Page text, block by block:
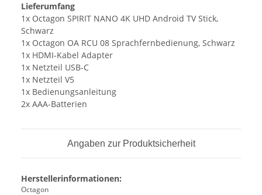
Lieferumfang
1x Octagon SPIRIT NANO 4K UHD Android TV Stick,
Schwarz
1x Octagon OA RCU 08 Sprachfernbedienung, Schwarz
1x HDMI-Kabel Adapter
1x Netzteil USB-C
1x Netzteil V5
1x Bedienungsanleitung
2x AAA-Batterien
Angaben zur Produktsicherheit
Herstellerinformationen:
Octagon